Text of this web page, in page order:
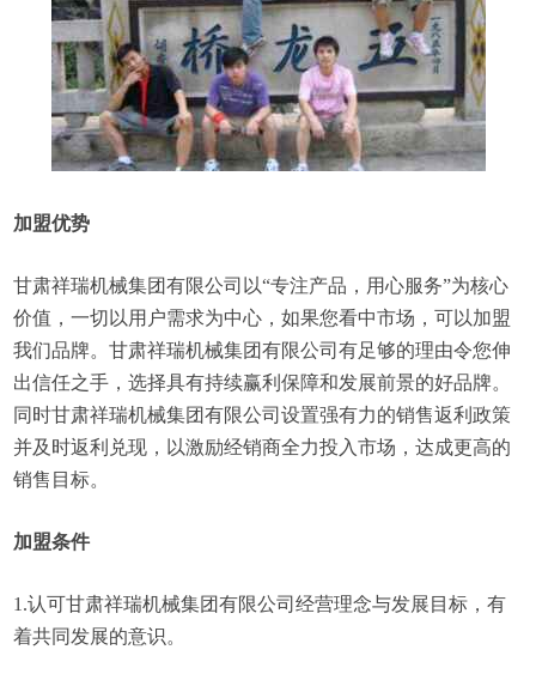
加盟优势
甘肃祥瑞机械集团有限公司以“专注产品，用心服务”为核心
价值，一切以用户需求为中心，如果您看中市场，可以加盟
我们品牌。甘肃祥瑞机械集团有限公司有足够的理由令您伸
出信任之手，选择具有持续赢利保障和发展前景的好品牌。
同时甘肃祥瑞机械集团有限公司设置强有力的销售返利政策
并及时返利兑现，以激励经销商全力投入市场，达成更高的
销售目标。
加盟条件
1.认可甘肃祥瑞机械集团有限公司经营理念与发展目标，有
着共同发展的意识。